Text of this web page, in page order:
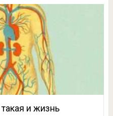
и жизнь